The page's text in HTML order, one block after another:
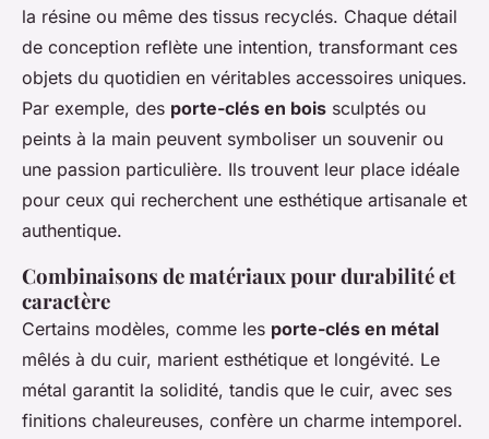
la résine ou même des tissus recyclés. Chaque détail
de conception reflète une intention, transformant ces
objets du quotidien en véritables accessoires uniques.
Par exemple, des porte-clés en bois sculptés ou
peints à la main peuvent symboliser un souvenir ou
une passion particulière. Ils trouvent leur place idéale
pour ceux qui recherchent une esthétique artisanale et
authentique.
Combinaisons de matériaux pour durabilité et
caractère
Certains modèles, comme les porte-clés en métal
mêlés à du cuir, marient esthétique et longévité. Le
métal garantit la solidité, tandis que le cuir, avec ses
finitions chaleureuses, confère un charme intemporel.